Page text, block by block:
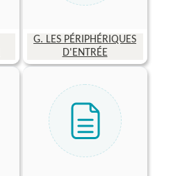
G. LES PÉRIPHÉRIQUES
D'ENTRÉE